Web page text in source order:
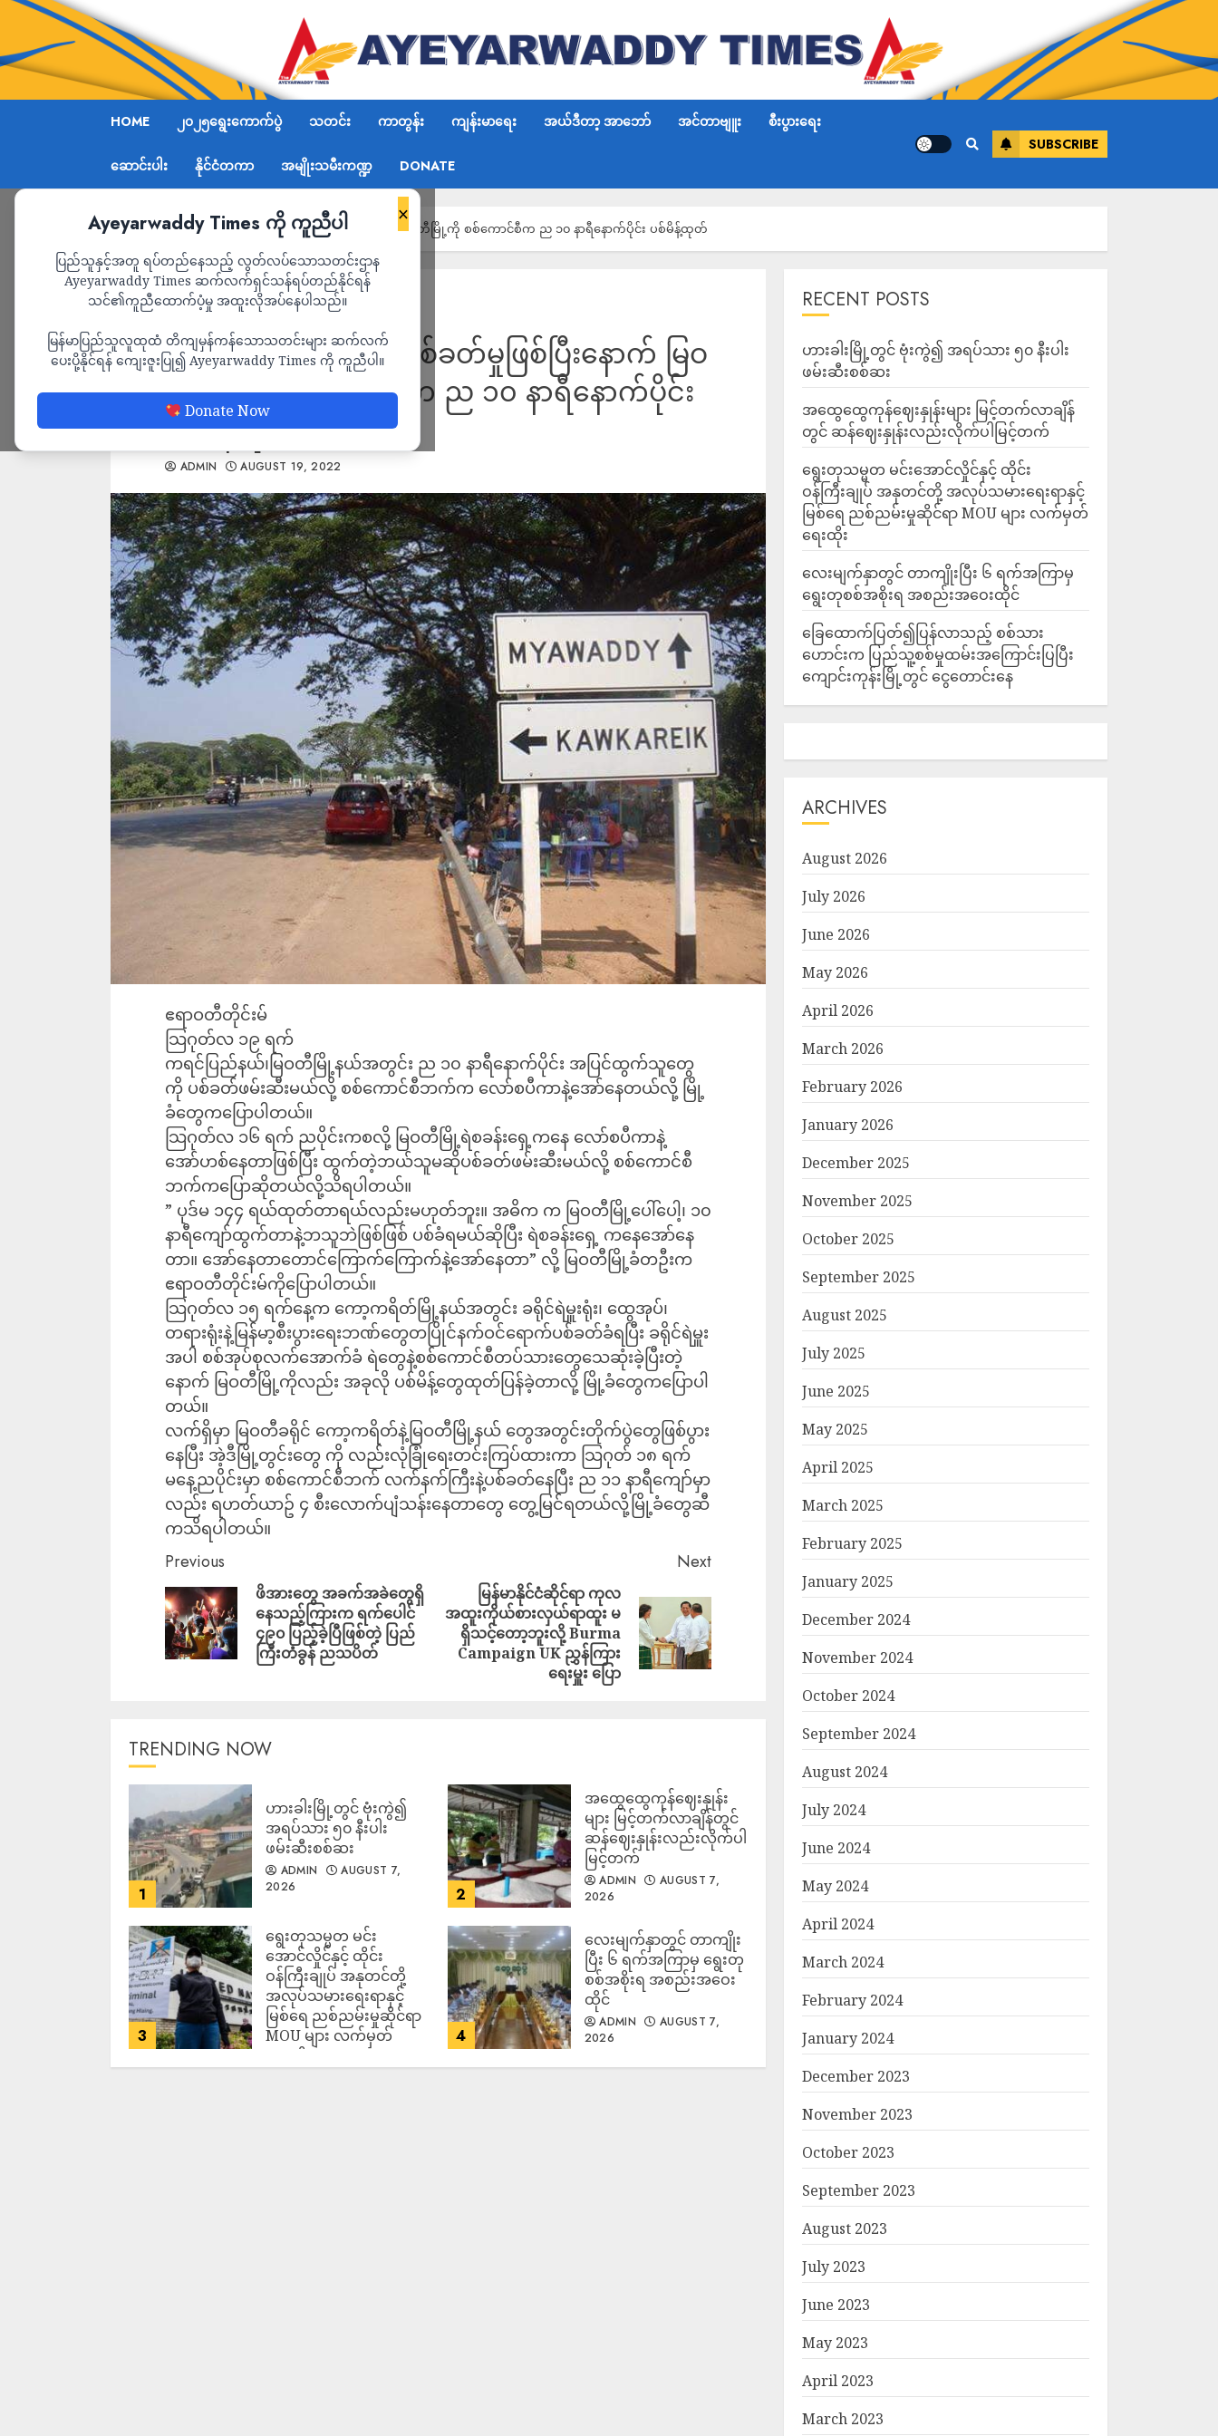
HOME ၂၀၂၅ရွေးကောက်ပွဲ သတင်း ကာတွန်း ကျန်းမာရေး အယ်ဒီတာ့ အာဘော် အင်တာဗျူး စီးပွားရေး
ဆောင်းပါး နိုင်ငံတကာ အမျိုးသမီးကဏ္ဍ DONATE
SUBSCRIBE
×
Ayeyarwaddy Times ကို ကူညီပါ
ပြည်သူနှင့်အတူ ရပ်တည်နေသည့် လွတ်လပ်သောသတင်းဌာန
Ayeyarwaddy Times ဆက်လက်ရှင်သန်ရပ်တည်နိုင်ရန်
သင်၏ကူညီထောက်ပံ့မှု အထူးလိုအပ်နေပါသည်။
မြန်မာပြည်သူလူထုထံ တိကျမှန်ကန်သောသတင်းများ ဆက်လက်
ပေးပို့နိုင်ရန် ကျေးဇူးပြု၍ Ayeyarwaddy Times ကို ကူညီပါ။
Donate Now
Home ကော့ကရတ်မြို့တွင်းပစ်ခတ်မှုဖြစ်ပြီးနောက် မြဝတီမြို့ကို စစ်ကောင်စီက ည ၁၀ နာရီနောက်ပိုင်း ပစ်မိန့်ထုတ်
သတင်း
ကော့ကရတ်မြို့တွင်းပစ်ခတ်မှုဖြစ်ပြီးနောက် မြဝ
တီမြို့ကို စစ်ကောင်စီက ည ၁၀ နာရီနောက်ပိုင်း
ပစ်မိန့်ထုတ်
ADMIN AUGUST 19, 2022
ဧရာဝတီတိုင်းမ်
သြဂုတ်လ ၁၉ ရက်
ကရင်ပြည်နယ်၊မြဝတီမြို့နယ်အတွင်း ည ၁၀ နာရီနောက်ပိုင်း အပြင်ထွက်သူတွေ
ကို ပစ်ခတ်ဖမ်းဆီးမယ်လို့ စစ်ကောင်စီဘက်က လော်စပီကာနဲ့အော်နေတယ်လို့ မြို့
ခံတွေကပြောပါတယ်။
သြဂုတ်လ ၁၆ ရက် ညပိုင်းကစလို့ မြဝတီမြို့ရဲစခန်းရှေ့ကနေ လော်စပီကာနဲ့
အော်ဟစ်နေတာဖြစ်ပြီး ထွက်တဲ့ဘယ်သူမဆိုပစ်ခတ်ဖမ်းဆီးမယ်လို့ စစ်ကောင်စီ
ဘက်ကပြောဆိုတယ်လို့သိရပါတယ်။
” ပုဒ်မ ၁၄၄ ရယ်ထုတ်တာရယ်လည်းမဟုတ်ဘူး။ အဓိက က မြဝတီမြို့ပေါ်ပေါ့၊ ၁၀
နာရီကျော်ထွက်တာနဲ့ဘသူဘဲဖြစ်ဖြစ် ပစ်ခံရမယ်ဆိုပြီး ရဲစခန်းရှေ့ ကနေအော်နေ
တာ။ အော်နေတာတောင်ကြောက်ကြောက်နဲ့အော်နေတာ” လို့ မြဝတီမြို့ခံတဦးက
ဧရာဝတီတိုင်းမ်ကိုပြောပါတယ်။
သြဂုတ်လ ၁၅ ရက်နေ့က ကော့ကရိတ်မြို့နယ်အတွင်း ခရိုင်ရဲမှူးရုံး၊ ထွေအုပ်၊
တရားရုံးနဲ့မြန်မာ့စီးပွားရေးဘဏ်တွေတပြိုင်နက်ဝင်ရောက်ပစ်ခတ်ခံရပြီး ခရိုင်ရဲမှူး
အပါ စစ်အုပ်စုလက်အောက်ခံ ရဲတွေနဲ့စစ်ကောင်စီတပ်သားတွေသေဆုံးခဲ့ပြီးတဲ့
နောက် မြဝတီမြို့ကိုလည်း အခုလို ပစ်မိန့်တွေထုတ်ပြန်ခဲ့တာလို့ မြို့ခံတွေကပြောပါ
တယ်။
လက်ရှိမှာ မြဝတီခရိုင် ကော့ကရိတ်နဲ့မြဝတီမြို့နယ် တွေအတွင်းတိုက်ပွဲတွေဖြစ်ပွား
နေပြီး အဲ့ဒီမြို့တွင်းတွေ ကို လည်းလုံခြုံရေးတင်းကြပ်ထားကာ သြဂုတ် ၁၈ ရက်
မနေ့ညပိုင်းမှာ စစ်ကောင်စီဘက် လက်နက်ကြီးနဲ့ပစ်ခတ်နေပြီး ည ၁၁ နာရီကျော်မှာ
လည်း ရဟတ်ယာဥ် ၄ စီးလောက်ပျံသန်းနေတာတွေ တွေ့မြင်ရတယ်လို့မြို့ခံတွေဆီ
ကသိရပါတယ်။
Previous
ဖိအားတွေ အခက်အခဲတွေရှိ
နေသည့်ကြားက ရက်ပေါင်
၄၉၀ ပြည့်ခဲ့ပြီဖြစ်တဲ့ ပြည်
ကြီးတံခွန် ညသပိတ်
Next
မြန်မာနိုင်ငံဆိုင်ရာ ကုလ
အထူးကိုယ်စားလှယ်ရာထူး မ
ရှိသင့်တော့ဘူးလို့ Burma
Campaign UK ညွှန်ကြား
ရေးမှူး ပြော
TRENDING NOW
1
ဟားခါးမြို့တွင် ဗုံးကွဲ၍
အရပ်သား ၅၀ နီးပါး
ဖမ်းဆီးစစ်ဆး
ADMIN
AUGUST 7,
2026
2
အထွေထွေကုန်ဈေးနှုန်း
များ မြင့်တက်လာချိန်တွင်
ဆန်ဈေးနှုန်းလည်းလိုက်ပါ
မြင့်တက်
ADMIN
AUGUST 7,
2026
3
ရွေးတုသမ္မတ မင်း
အောင်လှိုင်နှင့် ထိုင်း
ဝန်ကြီးချုပ် အနုတင်တို့
အလုပ်သမားရေးရာနှင့်
မြစ်ရေ ညစ်ညမ်းမှုဆိုင်ရာ
MOU များ လက်မှတ်
ရေးထိုး
4
လေးမျက်နှာတွင် တာကျိုး
ပြီး ၆ ရက်အကြာမှ ရွေးတု
စစ်အစိုးရ အစည်းအဝေး
ထိုင်
ADMIN
AUGUST 7,
2026
RECENT POSTS
ဟားခါးမြို့တွင် ဗုံးကွဲ၍ အရပ်သား ၅၀ နီးပါး
ဖမ်းဆီးစစ်ဆး
အထွေထွေကုန်ဈေးနှုန်းများ မြင့်တက်လာချိန်
တွင် ဆန်ဈေးနှုန်းလည်းလိုက်ပါမြင့်တက်
ရွေးတုသမ္မတ မင်းအောင်လှိုင်နှင့် ထိုင်း
ဝန်ကြီးချုပ် အနုတင်တို့ အလုပ်သမားရေးရာနှင့်
မြစ်ရေ ညစ်ညမ်းမှုဆိုင်ရာ MOU များ လက်မှတ်
ရေးထိုး
လေးမျက်နှာတွင် တာကျိုးပြီး ၆ ရက်အကြာမှ
ရွေးတုစစ်အစိုးရ အစည်းအဝေးထိုင်
ခြေထောက်ပြတ်၍ပြန်လာသည့် စစ်သား
ဟောင်းက ပြည်သူ့စစ်မှုထမ်းအကြောင်းပြပြီး
ကျောင်းကုန်းမြို့တွင် ငွေတောင်းနေ
ARCHIVES
August 2026
July 2026
June 2026
May 2026
April 2026
March 2026
February 2026
January 2026
December 2025
November 2025
October 2025
September 2025
August 2025
July 2025
June 2025
May 2025
April 2025
March 2025
February 2025
January 2025
December 2024
November 2024
October 2024
September 2024
August 2024
July 2024
June 2024
May 2024
April 2024
March 2024
February 2024
January 2024
December 2023
November 2023
October 2023
September 2023
August 2023
July 2023
June 2023
May 2023
April 2023
March 2023